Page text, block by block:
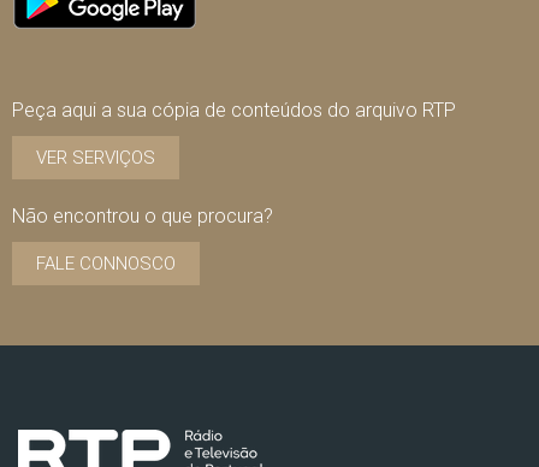
Peça aqui a sua cópia de conteúdos do arquivo RTP
VER SERVIÇOS
Não encontrou o que procura?
FALE CONNOSCO